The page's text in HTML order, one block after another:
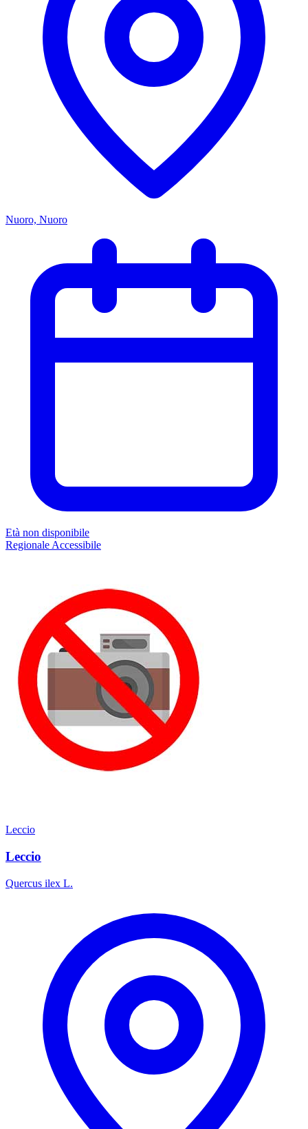
Nuoro, Nuoro
Età non disponibile
Regionale Accessibile
Leccio
Leccio
Quercus ilex L.